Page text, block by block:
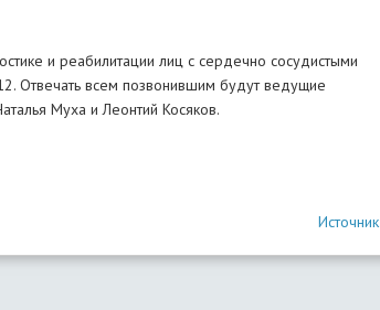
и реабилитации лиц с сердечно сосудистыми
Отвечать всем позвонившим будут ведущие
Муха и Леонтий Косяков.
Источник